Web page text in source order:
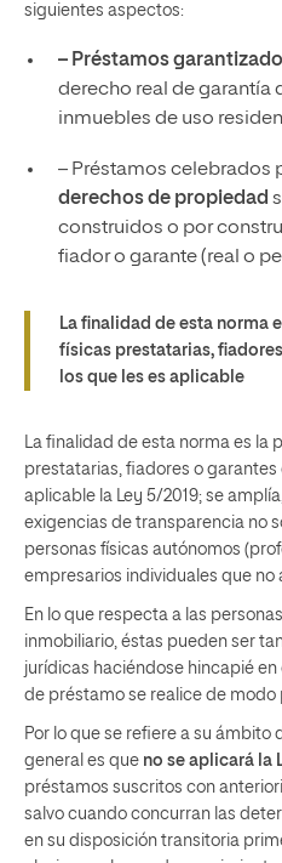
siguientes aspectos:
– Préstamos
derecho real de garantía
inmuebles de uso
– Préstamos celebrados
derechos de propiedad
construidos o por
fiador o garante (real o
La finalidad de esta norma
físicas prestatarias,
los que les es aplicable
La finalidad de esta norma es la
prestatarias, fiadores o garantes
aplicable la Ley 5/2019; se
exigencias de transparencia no
personas físicas autónomos
empresarios individuales que
En lo que respecta a las
inmobiliario, éstas pueden ser
jurídicas haciéndose hincapié
de préstamo se realice de modo
Por lo que se refiere a su
general es que no se aplicará la
préstamos suscritos con
salvo cuando concurran las
en su disposición transitoria